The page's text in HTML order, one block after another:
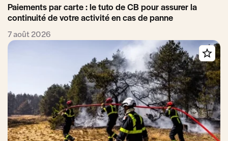
Paiements par carte : le tuto de CB pour assurer la
continuité de votre activité en cas de panne
7 août 2026